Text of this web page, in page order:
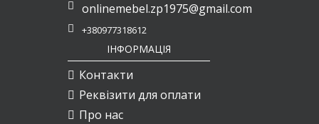
onlinemebel.zp1975@gmail.com
+380977318612
ІНФОРМАЦІЯ
Контакти
Реквізити для оплати
Про нас